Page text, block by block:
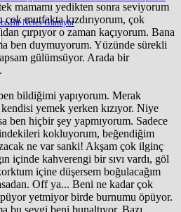
Bir Nefes Gitmiyor
mamamı yedikten sonra seviyorum
mutfakta kızdırıyorum, çok
çırpıyor o zaman kaçıyorum. Bana
ben duymuyorum. Yüzünde sürekli
gülümsüyor. Arada bir
bildiğimi yapıyorum. Merak
yemek yerken kızıyor. Niye
ben hiçbir şey yapmıyorum. Sadece
kokluyorum, beğendiğim
ne var sanki! Akşam çok ilginç
içinde kahverengi bir sıvı vardı, göl
içine düşersem boğulacağım
Off ya... Beni ne kadar çok
yetmiyor birde burnumu öpüyor.
bu sevgi beni bunaltıyor. Bazı